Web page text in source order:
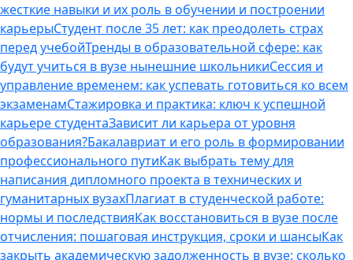
жесткие навыки и их роль в обучении и построении
карьерыСтудент после 35 лет: как преодолеть страх
перед учебойТренды в образовательной сфере: как
будут учиться в вузе нынешние школьникиСессия и
управление временем: как успевать готовиться ко всем
экзаменамСтажировка и практика: ключ к успешной
карьере студентаЗависит ли карьера от уровня
образования?Бакалавриат и его роль в формировании
профессионального путиКак выбрать тему для
написания дипломного проекта в технических и
гуманитарных вузахПлагиат в студенческой работе:
нормы и последствияКак восстановиться в вузе после
отчисления: пошаговая инструкция, сроки и шансыКак
закрыть академическую задолженность в вузе: сколько